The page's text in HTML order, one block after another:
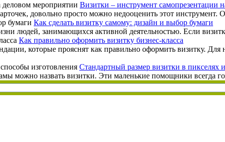
Визитки – инструмент самопрезентации
довольно просто можно недооценить этот инструмент.
Как сделать визитку самому: дизайн и выбор бумаги
людей, занимающихся активной деятельностью. Если
Как правильно оформить визитку бизнес-класса
которые прояснят как правильно оформить визитку.
Стандартный размер визитки в пикселях
можно назвать визитки. Эти маленькие помощники всегда